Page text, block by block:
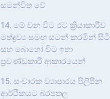
සමන්විත වේ
14. මේ වන විට රට ක්‍රියාකාරීව
මත්ද්‍රව්‍ය සමඟ සටන් කරමින් සිටී
සහ බොහෝ විට ඉතා
ප්‍රචණ්ඩකාරී ආකාරයෙන්
15. සංචාරක ව්‍යාපාරය පිලිපීන
ආර්ථිකයට බරපතල